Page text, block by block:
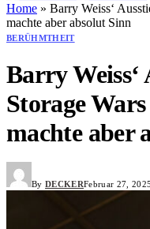
Home » Barry Weiss‘
machte aber absolut Sinn
BERÜHMTHEIT
Barry Weiss‘
Storage
machte aber
By DECKERFebruar 27,